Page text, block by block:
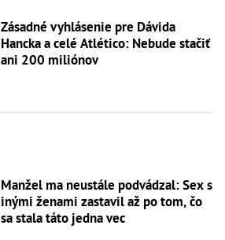
Zásadné vyhlásenie pre Dávida
Hancka a celé Atlético: Nebude stačiť
ani 200 miliónov
Manžel ma neustále podvádzal: Sex s
inými ženami zastavil až po tom, čo
sa stala táto jedna vec